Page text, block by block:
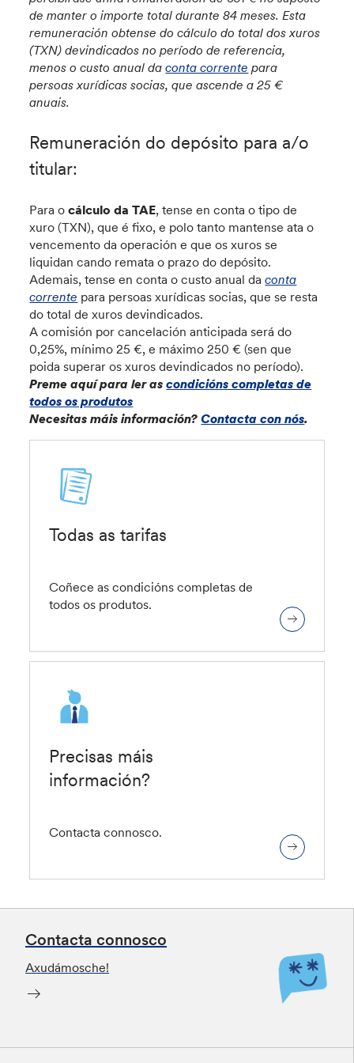
de manter o importe total durante 84 meses. Esta
remuneración obtense do cálculo do total dos xuros
(TXN) devindicados no período de referencia,
menos o custo anual daconta corrente para
persoas xurídicas socias, que ascende a 25 €
anuais.
Remuneración do depósito para a/o
titular:
Para ocálculo da TAE, tense en conta o tipo de
xuro (TXN), que é fixo, e polo tanto mantense ata o
vencemento da operación e que os xuros se
liquidan cando remata o prazo do depósito.
Ademais, tense en conta o custo anual daconta
corrente para persoas xurídicas socias, que se resta
do total de xuros devindicados.
A comisión por cancelación anticipada será do
0,25%, mínimo 25 €, e máximo 250 € (sen que
poida superar os xuros devindicados no período).
Preme aquí para ler ascondicións completas de
todos os produtos
Necesitas máis información?Contacta con nós.
Todas as tarifas
Coñece as condicións completas de
todos os produtos.
Precisas máis
información?
Contacta connosco.
Contacta connosco
Axudámosche!